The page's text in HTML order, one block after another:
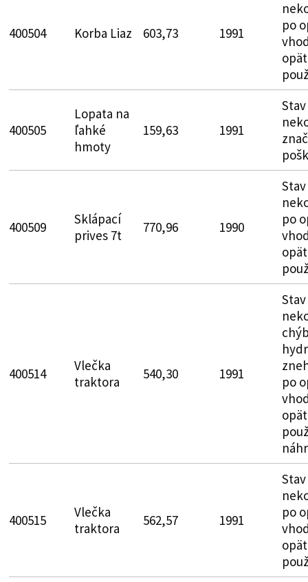
400504 Korba Liaz 603,73 1991
po
400505
Lopata na
ľahké
hmoty
159,63 1991
Stav
400509
Sklápací
prives 7t
770,96 1990
Stav
po
400514
Vlečka
traktora
540,30 1991
Stav
po
400515
Vlečka
traktora
562,57 1991
Stav
po